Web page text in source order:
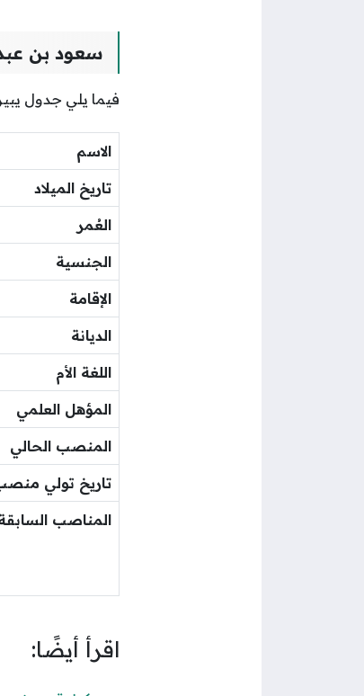
سعود بن
فيما يلي جدول
الاسم
تاريخ الميلاد
العُمر
الجنسية
الإقامة
الديانة
اللغة الأم
المؤهل العلمي
المنصب الحالي
تاريخ تولي منصب
المناصب
اقرأ أيضًا: